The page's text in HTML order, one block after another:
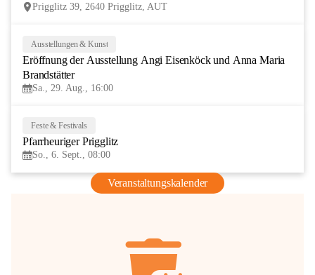
Prigglitz 39, 2640 Prigglitz, AUT
AUG
Ausstellungen & Kunst
Eröffnung der Ausstellung Angi Eisenköck und Anna Maria
Brandstätter
Sa., 29. Aug., 16:00
Feste & Festivals
Pfarrheuriger Prigglitz
So., 6. Sept., 08:00
Veranstaltungskalender